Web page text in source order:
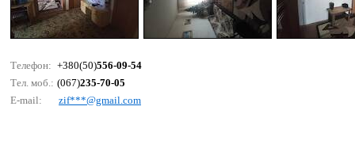
Телефон: +380(50)556-09-54
Тел. моб.: (067)235-70-05
E-mail:
zif***@gmаil.соm